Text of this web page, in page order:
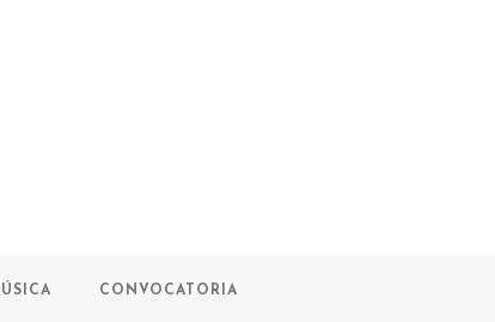
CONVOCATORIA